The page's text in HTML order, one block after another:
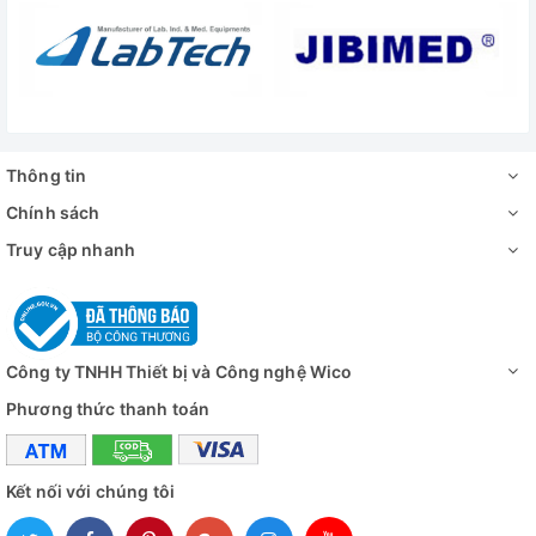
Tốc độ khung
Định dạng video
Giao diện thẻ TF Tối
Độ phóng đại
Trường thị giác
Thông tin
Chính sách
Truy cập nhanh
Công ty TNHH Thiết bị và Công nghệ Wico
Phương thức thanh toán
Kết nối với chúng tôi